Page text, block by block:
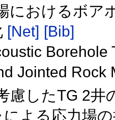
におけるボア
[Net] [Bib]
Jointed Rock
慮したTG 2
よる応力場